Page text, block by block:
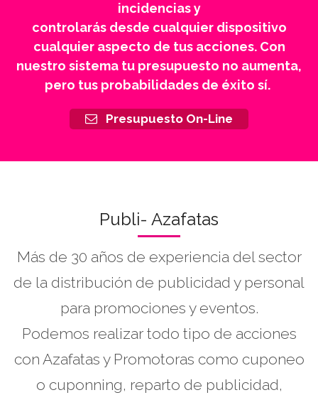
incidencias y
controlarás desde cualquier dispositivo
cualquier aspecto de tus acciones. Con
nuestro sistema tu presupuesto no aumenta,
pero tus probabilidades de éxito sí.
Presupuesto On-Line
Publi- Azafatas
Más de 30 años de experiencia del sector
de la distribución de publicidad y personal
para promociones y eventos.
Podemos realizar todo tipo de acciones
con Azafatas y Promotoras como cuponeo
o cuponning, reparto de publicidad,